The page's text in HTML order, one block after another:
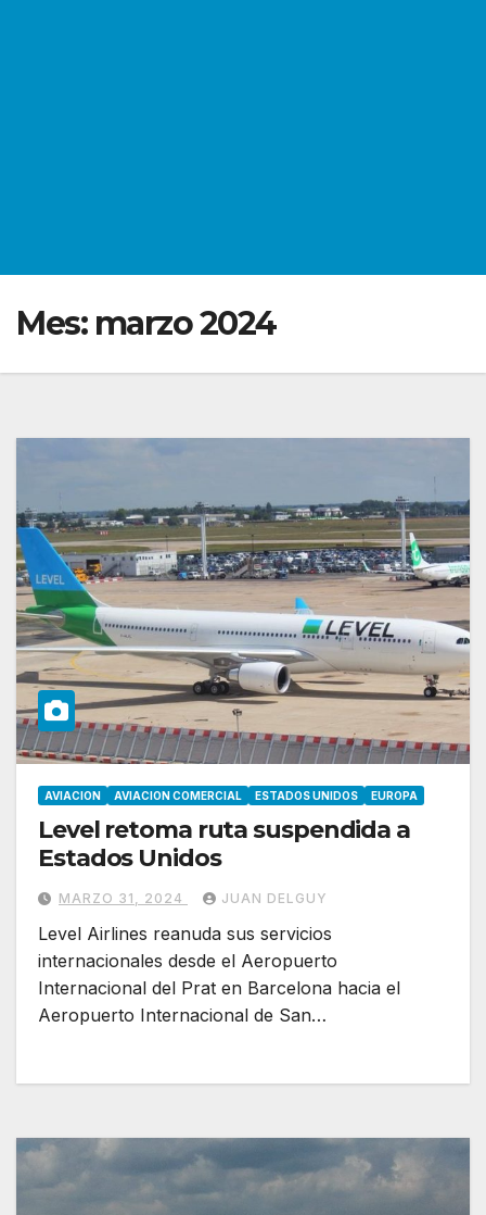
Mes: marzo 2024
AVIACION AVIACION COMERCIAL ESTADOS UNIDOS EUROPA
Level retoma ruta suspendida a
Estados Unidos
MARZO 31, 2024 JUAN DELGUY
Level Airlines reanuda sus servicios
internacionales desde el Aeropuerto
Internacional del Prat en Barcelona hacia el
Aeropuerto Internacional de San…